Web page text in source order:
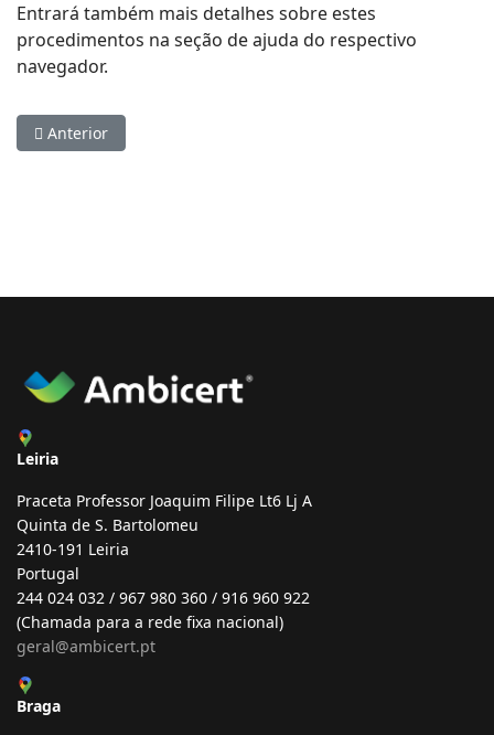
Entrará também mais detalhes sobre estes
procedimentos na seção de ajuda do respectivo
navegador.
Artigo anterior: Política de Privacidade
Anterior
Leiria
Praceta Professor Joaquim Filipe Lt6 Lj A
Quinta de S. Bartolomeu
2410-191 Leiria
Portugal
244 024 032 / 967 980 360 / 916 960 922
(Chamada para a rede fixa nacional)
geral@ambicert.pt
Braga